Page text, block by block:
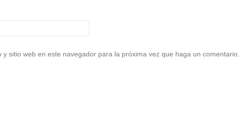
sitio web en este navegador para la próxima vez que haga un comentario.